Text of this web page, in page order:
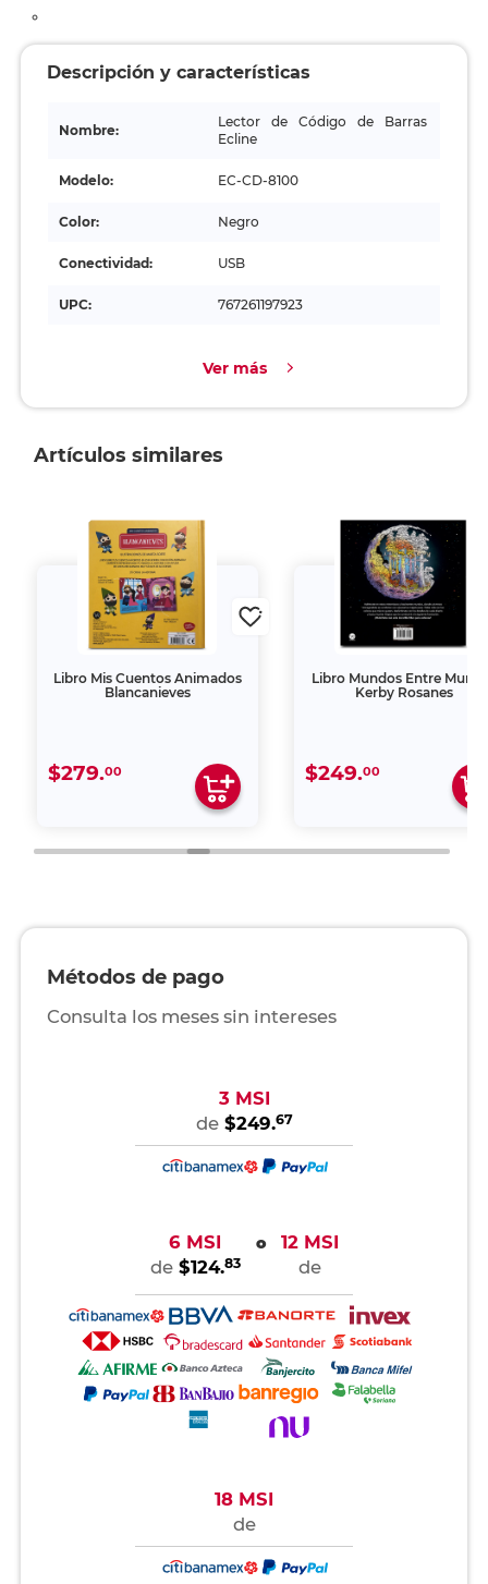
Descripción y características
Nombre:
Lector de Código de Barras
Ecline
Modelo: EC-CD-8100
Color: Negro
Conectividad: USB
UPC: 767261197923
Ver más
Artículos similares
Libro Mis Cuentos Animados
Blancanieves
$279.00
Libro Mundos Entre
Kerby Rosanes
$249.00
Métodos de pago
Consulta los meses sin intereses
3 MSI
de $249.67
6 MSI
de $124.83
o
12 MSI
de
18 MSI
de